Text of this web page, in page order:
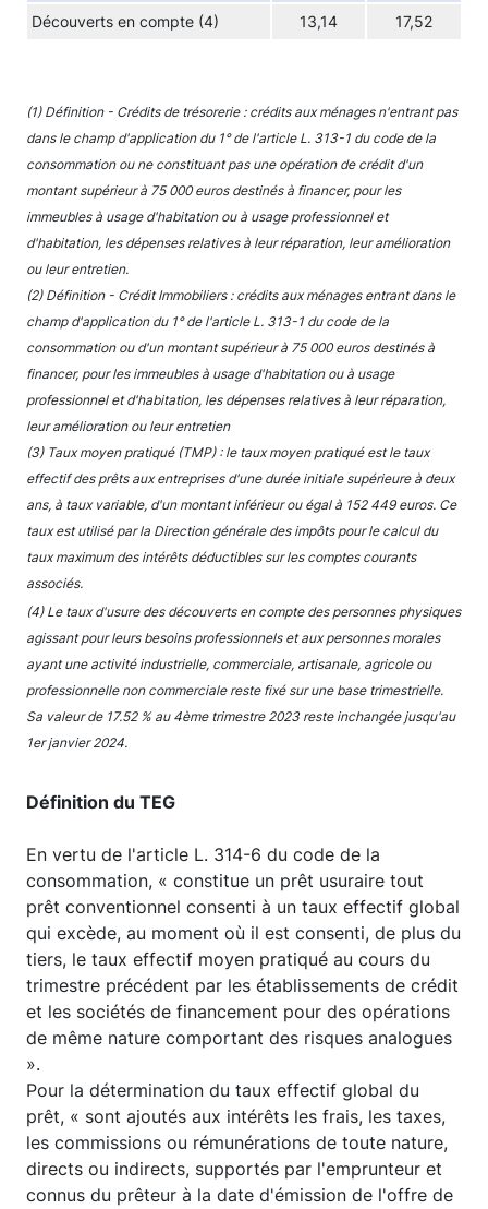
Découverts en compte (4) 13,14 17,52
(1) Définition - Crédits de trésorerie : crédits aux ménages n'entrant pas
dans le champ d'application du 1° de l'article L. 313-1 du code de la
consommation ou ne constituant pas une opération de crédit d'un
montant supérieur à 75 000 euros destinés à financer, pour les
immeubles à usage d'habitation ou à usage professionnel et
d'habitation, les dépenses relatives à leur réparation, leur amélioration
ou leur entretien.
(2) Définition - Crédit Immobiliers : crédits aux ménages entrant dans le
champ d'application du 1° de l'article L. 313-1 du code de la
consommation ou d'un montant supérieur à 75 000 euros destinés à
financer, pour les immeubles à usage d'habitation ou à usage
professionnel et d'habitation, les dépenses relatives à leur réparation,
leur amélioration ou leur entretien
(3) Taux moyen pratiqué (TMP) : le taux moyen pratiqué est le taux
effectif des prêts aux entreprises d'une durée initiale supérieure à deux
ans, à taux variable, d'un montant inférieur ou égal à 152 449 euros. Ce
taux est utilisé par la Direction générale des impôts pour le calcul du
taux maximum des intérêts déductibles sur les comptes courants
associés.
(4) Le taux d'usure des découverts en compte des personnes physiques
agissant pour leurs besoins professionnels et aux personnes morales
ayant une activité industrielle, commerciale, artisanale, agricole ou
professionnelle non commerciale reste fixé sur une base trimestrielle.
Sa valeur de 17.52 % au 4ème trimestre 2023 reste inchangée jusqu'au
1er janvier 2024.
Définition du TEG
En vertu de l'article L. 314-6 du code de la
consommation, « constitue un prêt usuraire tout
prêt conventionnel consenti à un taux effectif global
qui excède, au moment où il est consenti, de plus du
tiers, le taux effectif moyen pratiqué au cours du
trimestre précédent par les établissements de crédit
et les sociétés de financement pour des opérations
de même nature comportant des risques analogues
».
Pour la détermination du taux effectif global du
prêt, « sont ajoutés aux intérêts les frais, les taxes,
les commissions ou rémunérations de toute nature,
directs ou indirects, supportés par l'emprunteur et
connus du prêteur à la date d'émission de l'offre de